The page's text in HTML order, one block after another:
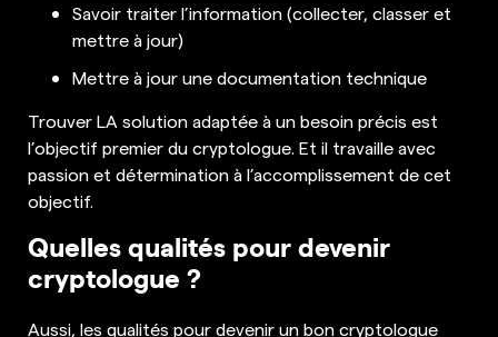
Savoir traiter l’information (collecter, classer et
mettre à jour)
Mettre à jour une documentation technique
Trouver LA solution adaptée à un besoin précis est
l’objectif premier du cryptologue. Et il travaille avec
passion et détermination à l’accomplissement de cet
objectif.
Quelles qualités pour devenir
cryptologue ?
Aussi, les qualités pour devenir un bon cryptologue